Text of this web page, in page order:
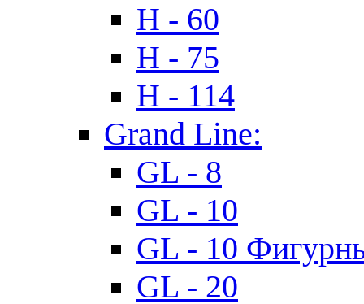
H - 60
H - 75
H - 114
Grand Line:
GL - 8
GL - 10
GL - 10
GL - 20